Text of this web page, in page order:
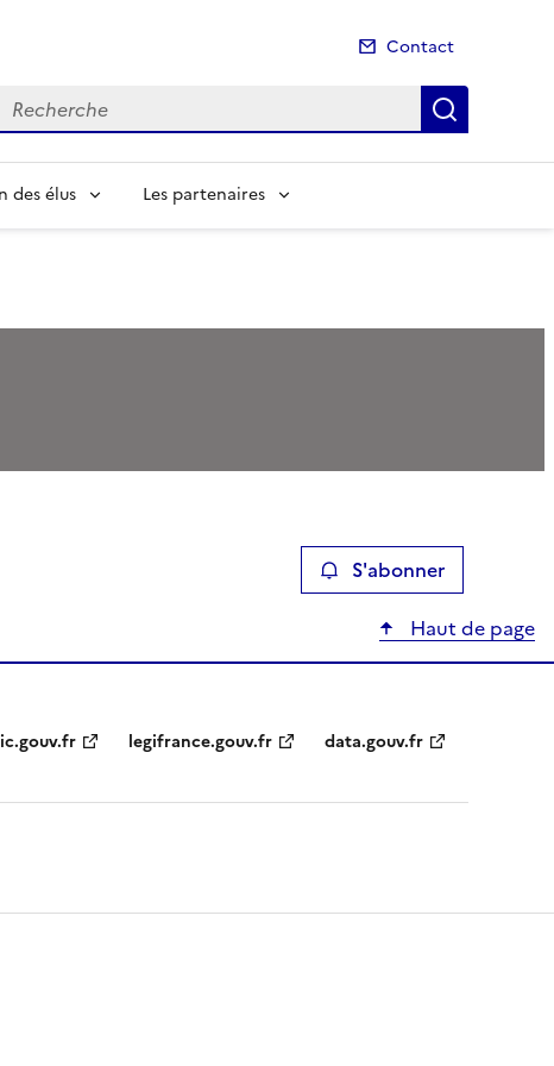
Contact
Recherche
des élus Les partenaires
S'abonner
Haut de page
legifrance.gouv.fr data.gouv.fr